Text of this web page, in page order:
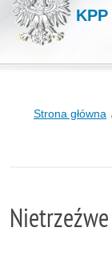
KPP
Strona główna